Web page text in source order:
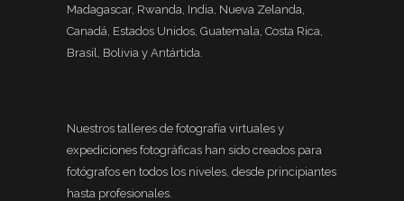
Madagascar, Rwanda, India, Nueva Zelanda,
Canadá, Estados Unidos, Guatemala, Costa Rica,
Brasil, Bolivia y Antártida.
Nuestros talleres de fotografía virtuales y
expediciones fotográficas han sido creados para
fotógrafos en todos los niveles, desde principiantes
hasta profesionales.